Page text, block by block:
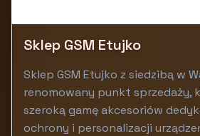
Sklep GSM Etujko
Sklep GSM Etujko z siedzibą w
renomowany punkt sprzedaży,
szeroką gamę akcesoriów
ochrony i personalizacji